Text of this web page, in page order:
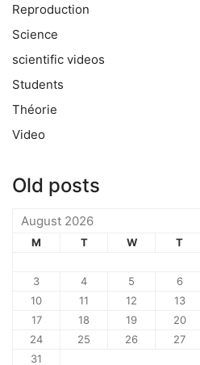
Reproduction
Science
scientific videos
Students
Théorie
Video
Old posts
August 2026
M T W T
3
4 5 6
10
11 12 13
17
18 19 20
24
25 26 27
31